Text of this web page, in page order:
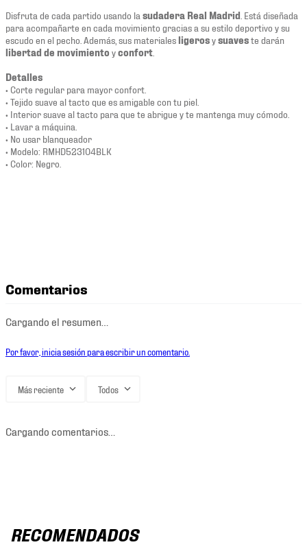
Disfruta de cada partido usando la sudadera Real Madrid . Está diseñada
para acompañarte en cada movimiento gracias a su estilo deportivo y su
escudo en el pecho. Además, sus materialesligerosysuaveste darán
libertad de movimiento yconfort
Detalles
• Corte regular para mayor confort.
• Tejido suave al tacto que es amigable con tu piel.
• Interior suave al tacto para que te abrigue y te mantenga muy cómodo.
• Lavar a máquina.
• No usar blanqueador
• Modelo: RMHD523104BLK
• Color: Negro.
Comentarios
Cargando el resumen…
Por favor, inicia sesión para escribir un comentario.
Más reciente Todos
Cargando comentarios…
RECOMENDADOS